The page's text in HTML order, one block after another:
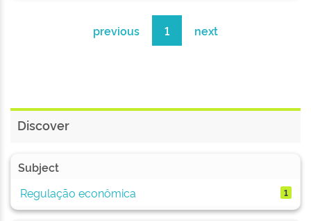
previous 1 next
Discover
Subject
Regulação econômica
1